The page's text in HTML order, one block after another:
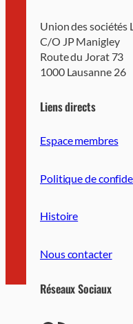
Union des sociétés
C/O JP Manigley
Route du Jorat 73
1000 Lausanne 26
Liens directs
Espace membres
Politique de
Histoire
Nous contacter
Réseaux Sociaux